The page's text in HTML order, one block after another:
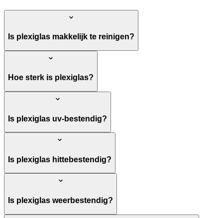
Is plexiglas makkelijk te reinigen?
Hoe sterk is plexiglas?
Is plexiglas uv-bestendig?
Is plexiglas hittebestendig?
Is plexiglas weerbestendig?